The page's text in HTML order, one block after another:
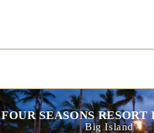
FOUR SEASONS
Big Island